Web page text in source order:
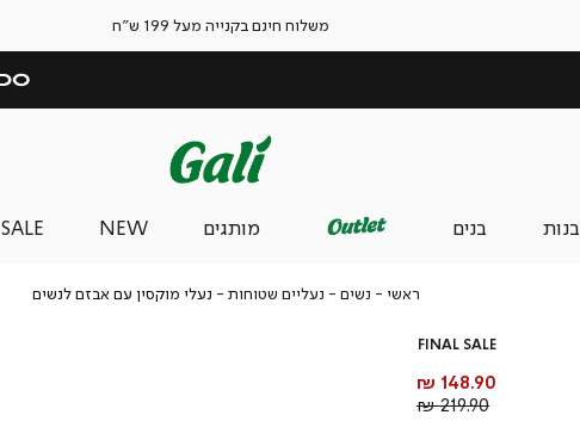
משלוח חינם בקנייה מעל 199 ש"ח
בנות בנים מותגים NEW
SALE
ראשי ראשי
נשים נשים
נעליים שטוחות נעליים
נעלי מוקסין עם אבזם לנשיםנעלי
FINAL SALE
מחיר
מוצר
148.90 ₪
מחיר
219.90 ₪